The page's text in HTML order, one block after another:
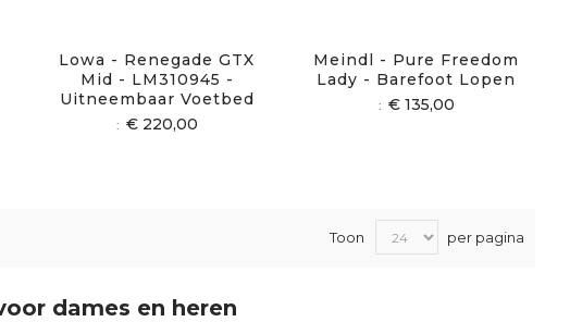
Lowa - Renegade GTX
Mid - LM310945 -
Uitneembaar Voetbed
€ 220,00
Meindl - Pure Freedom
Lady - Barefoot Lopen
€ 135,00
Toon per pagina
dames en heren